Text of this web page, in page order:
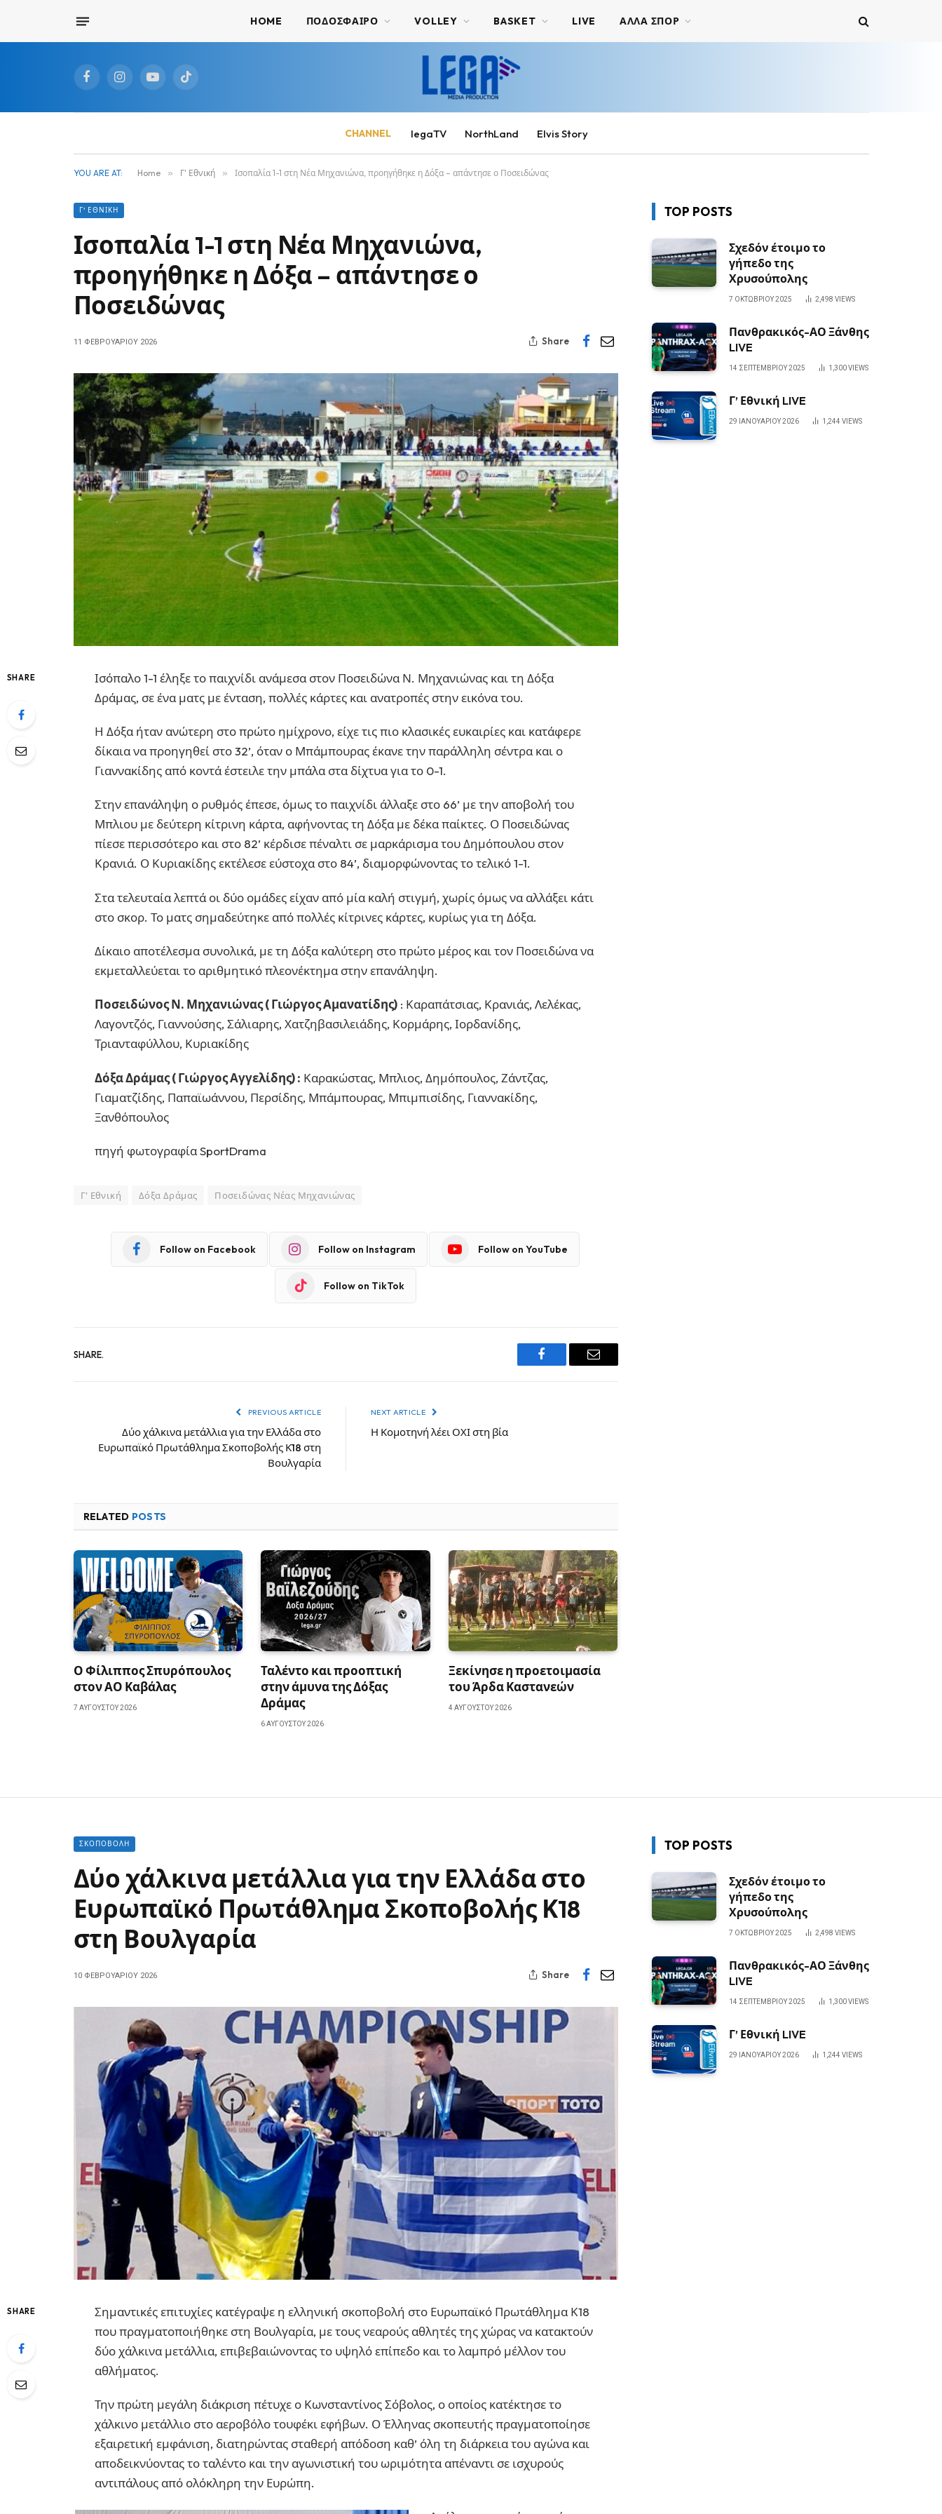
HOME ΠΟΔΟΣΦΑΙΡΟ VOLLEY BASKET LIVE ΑΛΛΑ ΣΠΟΡ
FacebookInstagramYouTubeTikTok
CHANNEL legaTV NorthLand Elvis Story
YOU ARE AT: Home » Γ' Εθνική » Ισοπαλία 1-1 στη Νέα Μηχανιώνα, προηγήθηκε η Δόξα – απάντησε ο Ποσειδώνας
Γ' ΕΘΝΙΚΉ
Ισοπαλία 1-1 στη Νέα Μηχανιώνα,
προηγήθηκε η Δόξα – απάντησε ο
Ποσειδώνας
11 ΦΕΒΡΟΥΑΡΊΟΥ 2026 Share
SHARE
Ισόπαλο 1-1 έληξε το παιχνίδι ανάμεσα στον Ποσειδώνα Ν. Μηχανιώνας και τη Δόξα
Δράμας, σε ένα ματς με ένταση, πολλές κάρτες και ανατροπές στην εικόνα του.
Η Δόξα ήταν ανώτερη στο πρώτο ημίχρονο, είχε τις πιο κλασικές ευκαιρίες και κατάφερε
δίκαια να προηγηθεί στο 32’, όταν ο Μπάμπουρας έκανε την παράλληλη σέντρα και ο
Γιαννακίδης από κοντά έστειλε την μπάλα στα δίχτυα για το 0-1.
Στην επανάληψη ο ρυθμός έπεσε, όμως το παιχνίδι άλλαξε στο 66’ με την αποβολή του
Μπλιου με δεύτερη κίτρινη κάρτα, αφήνοντας τη Δόξα με δέκα παίκτες. Ο Ποσειδώνας
πίεσε περισσότερο και στο 82’ κέρδισε πέναλτι σε μαρκάρισμα του Δημόπουλου στον
Κρανιά. Ο Κυριακίδης εκτέλεσε εύστοχα στο 84’, διαμορφώνοντας το τελικό 1-1.
Στα τελευταία λεπτά οι δύο ομάδες είχαν από μία καλή στιγμή, χωρίς όμως να αλλάξει κάτι
στο σκορ. Το ματς σημαδεύτηκε από πολλές κίτρινες κάρτες, κυρίως για τη Δόξα.
Δίκαιο αποτέλεσμα συνολικά, με τη Δόξα καλύτερη στο πρώτο μέρος και τον Ποσειδώνα να
εκμεταλλεύεται το αριθμητικό πλεονέκτημα στην επανάληψη.
Ποσειδώνος Ν. Μηχανιώνας ( Γιώργος Αμανατίδης) : Καραπάτσιας, Κρανιάς, Λελέκας,
Λαγοντζός, Γιαννούσης, Σάλιαρης, Χατζηβασιλειάδης, Κορμάρης, Ιορδανίδης,
Τριανταφύλλου, Κυριακίδης
Δόξα Δράμας ( Γιώργος Αγγελίδης) : Καρακώστας, Μπλιος, Δημόπουλος, Ζάντζας,
Γιαματζίδης, Παπαϊωάννου, Περσίδης, Μπάμπουρας, Μπιμπισίδης, Γιαννακίδης,
Ξανθόπουλος
πηγή φωτογραφία SportDrama
Γ' Εθνική Δόξα Δράμας Ποσειδώνας Νέας Μηχανιώνας
Follow on Facebook Follow on Instagram Follow on YouTube
Follow on TikTok
SHARE.
Facebook Email
PREVIOUS ARTICLE
Δύο χάλκινα μετάλλια για την Ελλάδα στο
Ευρωπαϊκό Πρωτάθλημα Σκοποβολής Κ18 στη
Βουλγαρία
NEXT ARTICLE
Η Κομοτηνή λέει ΟΧΙ στη βία
RELATED POSTS
Ο Φίλιππος Σπυρόπουλος
στον ΑΟ Καβάλας
7 ΑΥΓΟΎΣΤΟΥ 2026
Ταλέντο και προοπτική
στην άμυνα της Δόξας
Δράμας
6 ΑΥΓΟΎΣΤΟΥ 2026
Ξεκίνησε η προετοιμασία
του Άρδα Καστανεών
4 ΑΥΓΟΎΣΤΟΥ 2026
TOP POSTS
Σχεδόν έτοιμο το
γήπεδο της
Χρυσούπολης
7 ΟΚΤΩΒΡΊΟΥ 2025 2,498 VIEWS
Πανθρακικός-ΑΟ Ξάνθης
LIVE
14 ΣΕΠΤΕΜΒΡΊΟΥ 2025 1,300VIEWS
Γ’ Εθνική LIVE
29 ΙΑΝΟΥΑΡΊΟΥ 2026 1,244 VIEWS
ΣΚΟΠΟΒΟΛΉ
Δύο χάλκινα μετάλλια για την Ελλάδα στο
Ευρωπαϊκό Πρωτάθλημα Σκοποβολής Κ18
στη Βουλγαρία
10 ΦΕΒΡΟΥΑΡΊΟΥ 2026 Share
SHARE
Σημαντικές επιτυχίες κατέγραψε η ελληνική σκοποβολή στο Ευρωπαϊκό Πρωτάθλημα Κ18
που πραγματοποιήθηκε στη Βουλγαρία, με τους νεαρούς αθλητές της χώρας να κατακτούν
δύο χάλκινα μετάλλια, επιβεβαιώνοντας το υψηλό επίπεδο και το λαμπρό μέλλον του
αθλήματος.
Την πρώτη μεγάλη διάκριση πέτυχε ο Κωνσταντίνος Σόβολος, ο οποίος κατέκτησε το
χάλκινο μετάλλιο στο αεροβόλο τουφέκι εφήβων. Ο Έλληνας σκοπευτής πραγματοποίησε
εξαιρετική εμφάνιση, διατηρώντας σταθερή απόδοση καθ’ όλη τη διάρκεια του αγώνα και
αποδεικνύοντας το ταλέντο και την αγωνιστική του ωριμότητα απέναντι σε ισχυρούς
αντιπάλους από ολόκληρη την Ευρώπη.
TOP POSTS
Σχεδόν έτοιμο το
γήπεδο της
Χρυσούπολης
7 ΟΚΤΩΒΡΊΟΥ 2025 2,498 VIEWS
Πανθρακικός-ΑΟ Ξάνθης
LIVE
14 ΣΕΠΤΕΜΒΡΊΟΥ 2025 1,300VIEWS
Γ’ Εθνική LIVE
29 ΙΑΝΟΥΑΡΊΟΥ 2026 1,244 VIEWS